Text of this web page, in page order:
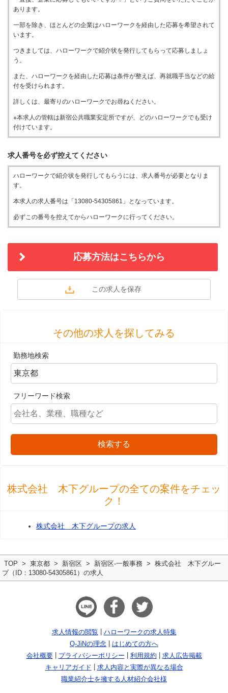
あります。
一部を除き、ほとんどの企業はハローワークを経由した応募を希望されて
います。
つきましては、ハローワークで紹介状を発行してもらって応募しましょ
う。
また、ハローワークを経由した応募は条件が整えば、再就職手当などの給
付を受けられます。
詳しくは、最寄りのハローワークでお尋ねください。
※本求人の管轄は新宿公共職業安定所ですが、どのハローワークでも受け
付けています。
求人番号を必ず控えてください
ハローワークで紹介状を発行してもらうには、求人番号が必要となりま
す。
本求人の求人番号は「13080-54305861」となっています。
必ずこの番号を控えてからハローワークに行ってください。
応募方法はこちらから
その他の求人を探してみる
勤務地検索
フリーワード検索
検索する
株式会社 木下グループの全ての案件をチェッ
ク！
株式会社 木下グループの求人
TOP 東京都 新宿区 新宿区-一般事務
株式会社 木下グルー
プ（ID：13080-54305861）の求人
求人情報の閲覧
ハローワークの求人特集
Q-JiNの理念
はじめての方へ
会社概要
プライバシーポリシー 利用規約
求人広告掲載
キャリアガイド
求人内容と実際が異なる場合
職業紹介士を擁する人材紹介会社様